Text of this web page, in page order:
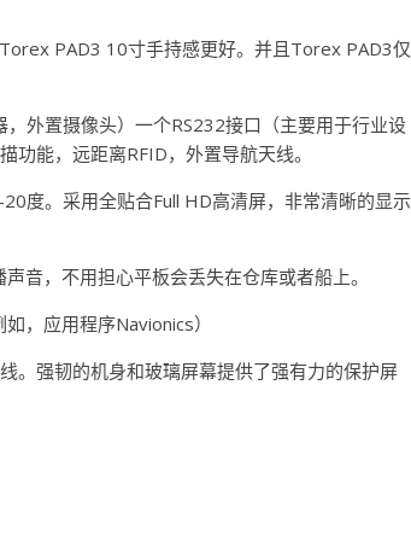
PAD3 10寸手持感更好。并且Torex PAD3仅
外置摄像头）一个RS232接口（主要用于行业设
能，远距离RFID，外置导航天线。
度。采用全贴合Full HD高清屏，非常清晰的显示
音，不用担心平板会丢失在仓库或者船上。
，应用程序Navionics）
。强韧的机身和玻璃屏幕提供了强有力的保护屏